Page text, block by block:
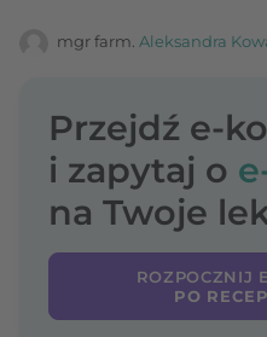
mgr farm. Aleksandra
Przejdź e-
i zapytaj o
na Twoje
ROZPOCZNIJ
PO